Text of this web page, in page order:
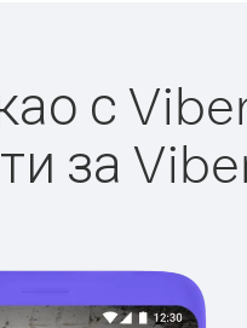
с
за